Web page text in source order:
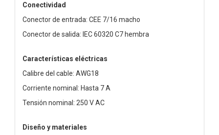
Conectividad
Conector de entrada: CEE 7/16 macho
Conector de salida: IEC 60320 C7 hembra
Características eléctricas
Calibre del cable: AWG18
Corriente nominal: Hasta 7 A
Tensión nominal: 250 V AC
Diseño y materiales